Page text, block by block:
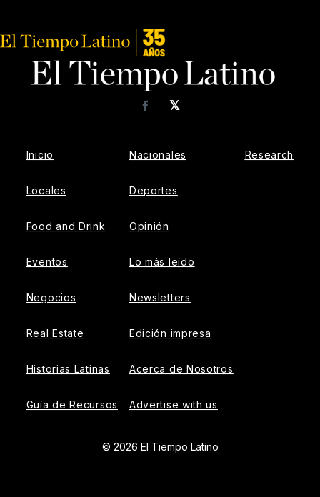
𝕏
Facebook
Inicio
Locales
Food and Drink
Eventos
Negocios
Real Estate
Historias Latinas
Guía de Recursos
Nacionales
Deportes
Opinión
Lo más leído
Newsletters
Edición impresa
Acerca de Nosotros
Advertise with us
Research
© 2026 El Tiempo Latino